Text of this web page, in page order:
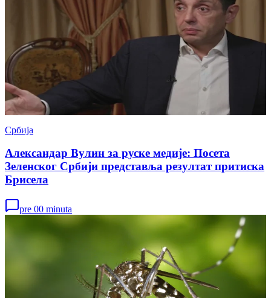
Србија
Александар Вулин за руске медије: Посета
Зеленског Србији представља резултат притиска
Брисела
pre 00 minuta